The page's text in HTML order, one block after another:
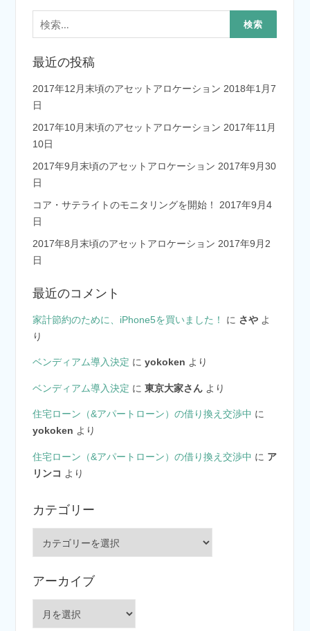
検
索:
最近の投稿
2017年12月末頃のアセットアロケーション 2018年1月7
日
2017年10月末頃のアセットアロケーション 2017年11月
10日
2017年9月末頃のアセットアロケーション 2017年9月30
日
コア・サテライトのモニタリングを開始！
2017年9月4
日
2017年8月末頃のアセットアロケーション 2017年9月2
日
最近のコメント
家計節約のために、iPhone5を買いました！ に さやよ
り
ベンディアム導入決定 に yokoken より
ベンディアム導入決定 に 東京大家さんより
住宅ローン（&アパートローン）の借り換え交渉中 に
yokoken より
住宅ローン（&アパートローン）の借り換え交渉中 に ア
リンコ より
カテゴリー
リ
ー
アーカイブ